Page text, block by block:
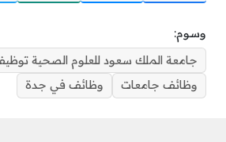
وسوم:
جامعة الملك سعود للعلوم الصحية
وظائف جامعات
وظائف في جدة